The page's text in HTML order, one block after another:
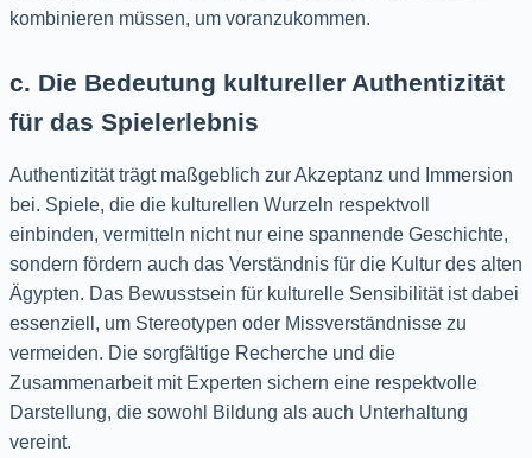
kombinieren müssen, um voranzukommen.
c. Die Bedeutung kultureller Authentizität
für das Spielerlebnis
Authentizität trägt maßgeblich zur Akzeptanz und Immersion
bei. Spiele, die die kulturellen Wurzeln respektvoll
einbinden, vermitteln nicht nur eine spannende Geschichte,
sondern fördern auch das Verständnis für die Kultur des alten
Ägypten. Das Bewusstsein für kulturelle Sensibilität ist dabei
essenziell, um Stereotypen oder Missverständnisse zu
vermeiden. Die sorgfältige Recherche und die
Zusammenarbeit mit Experten sichern eine respektvolle
Darstellung, die sowohl Bildung als auch Unterhaltung
vereint.